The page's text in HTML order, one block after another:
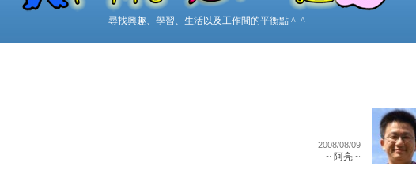
尋找興趣、學習、生活以及工作間的平衡點 ^_^
2008/08/09
~ 阿亮 ~